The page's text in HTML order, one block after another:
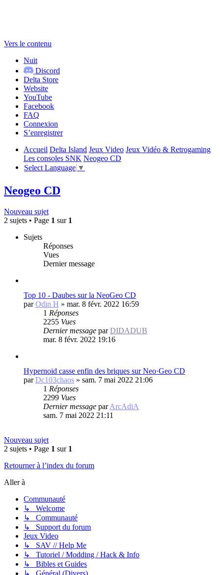
Vers le contenu
Nuit
Discord
Delta Store
Website
YouTube
Facebook
FAQ
Connexion
S’enregistrer
Accueil Delta Island Jeux Video Jeux Vidéo & Retrogaming
Les consoles SNK Neogeo CD
Select Language ▼
Neogeo CD
Nouveau sujet
2 sujets • Page 1 sur 1
Sujets
Réponses
Vues
Dernier message
Top 10 - Daubes sur la NeoGeo CD
parOdin H » mar. 8 févr. 2022 16:59
1 Réponses
2255 Vues
Dernier message parDIDADUB
mar. 8 févr. 2022 19:16
Hypernoid casse enfin des briques sur Neo·Geo CD
parDc103chaos » sam. 7 mai 2022 21:06
1 Réponses
2299 Vues
Dernier message parArcAdiA
sam. 7 mai 2022 21:11
Nouveau sujet
2 sujets • Page 1 sur 1
Retourner à l’index du forum
Aller à
Communauté
↳ Welcome
↳ Communauté
↳ Support du forum
Jeux Video
↳ SAV // Help Me
↳ Tutoriel / Modding / Hack & Info
↳ Bibles et Guides
↳ Général (Divers)